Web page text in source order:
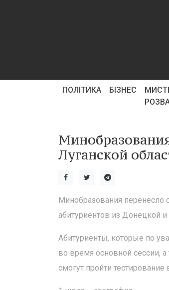
ПОЛІТИКА БІЗНЕС
Луганской
Минобразования перенесло
абитуриентов из Донецкой
Абитуриенты, которые по
во время основной сессии,
смогут пройти